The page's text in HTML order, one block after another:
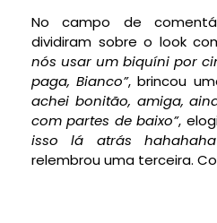
No campo de
dividiram sobre o look
nós usar um biquíni por
paga, Bianco”, brincou
achei bonitão, amiga,
com partes de baixo”,
isso lá atrás hahahaha
relembrou uma terceira.